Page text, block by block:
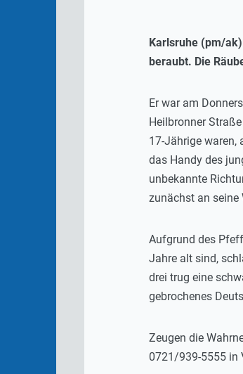
Karlsruhe (pm/
beraubt. Die
Er war am
Heilbronner
17-Jährige waren,
das Handy des
unbekannte
zunächst an seine
Aufgrund des
Jahre alt sind,
drei trug eine
gebrochenes
Zeugen die
0721/939-5555 in